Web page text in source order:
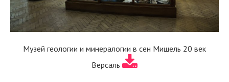
Музей геологии и минералогии в сен Мишель 20 век
Версаль